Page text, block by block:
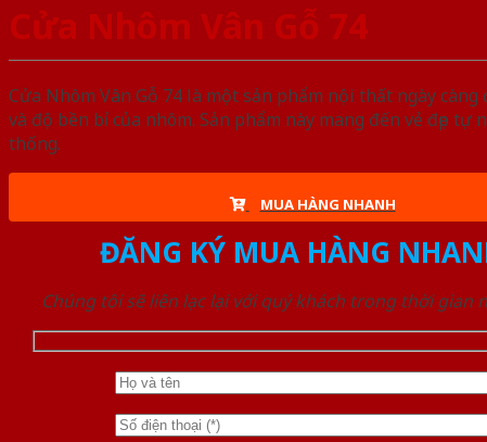
Cửa Nhôm Vân Gỗ 74
Cửa Nhôm Vân Gỗ 74 là một sản phẩm nội thất ngày
và độ bền bỉ của nhôm. Sản phẩm này mang đến vẻ đẹp
thống.
MUA HÀNG NHANH
ĐĂNG KÝ MUA HÀNG
Chúng tôi sẽ liên lạc lại với quý khách trong thời gian